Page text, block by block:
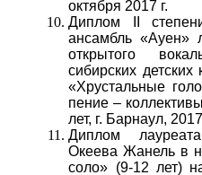
октября 2017 г.
Диплом II
ансамбль «Ауен»
открытого
сибирских детских
«Хрустальные
пение –
лет, г. Барнаул,
Диплом
Океева Жанель в
соло» (9-12 лет)